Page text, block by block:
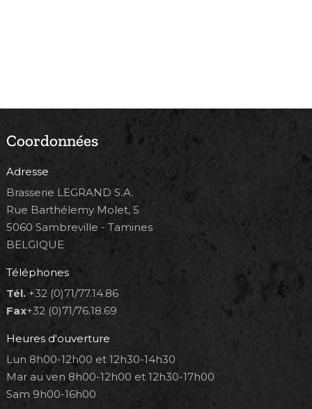
Coordonnées
Adresse
Brasserie LEGRAND S.A.
Rue Barthélemy Molet, 5
5060 Sambreville - Tamines
BELGIQUE
Téléphones
Tél. +32 (0)71/77.14.86
Fax+32 (0)71/76.18.69
Heures d'ouverture
Lun 8h00-12h00 et 12h30-14h30
Mar au ven 8h00-12h00 et 12h30-17h00
Sam 9h00-16h00